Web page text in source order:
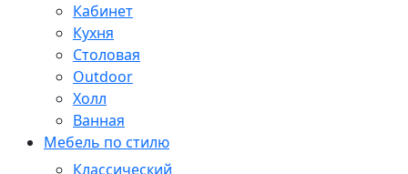
Кабинет
Кухня
Столовая
Outdoor
Холл
Ванная
Мебель по стилю
Классический